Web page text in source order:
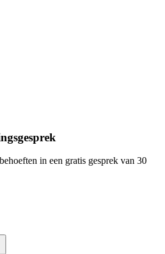
in een gratis gesprek van 30